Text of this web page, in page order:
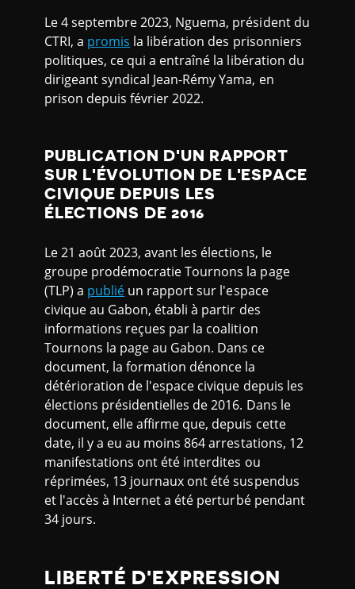
Le 4 septembre 2023, Nguema, président du
CTRI, a promis la libération des prisonniers
politiques, ce qui a entraîné la libération du
dirigeant syndical Jean-Rémy Yama, en
prison depuis février 2022.
PUBLICATION D'UN RAPPORT
SUR L'ÉVOLUTION DE L'ESPACE
CIVIQUE DEPUIS LES
ÉLECTIONS DE 2016
Le 21 août 2023, avant les élections, le
groupe prodémocratie Tournons la page
(TLP) a publié un rapport sur l'espace
civique au Gabon, établi à partir des
informations reçues par la coalition
Tournons la page au Gabon. Dans ce
document, la formation dénonce la
détérioration de l'espace civique depuis les
élections présidentielles de 2016. Dans le
document, elle affirme que, depuis cette
date, il y a eu au moins 864 arrestations, 12
manifestations ont été interdites ou
réprimées, 13 journaux ont été suspendus
et l'accès à Internet a été perturbé pendant
34 jours.
LIBERTÉ D'EXPRESSION